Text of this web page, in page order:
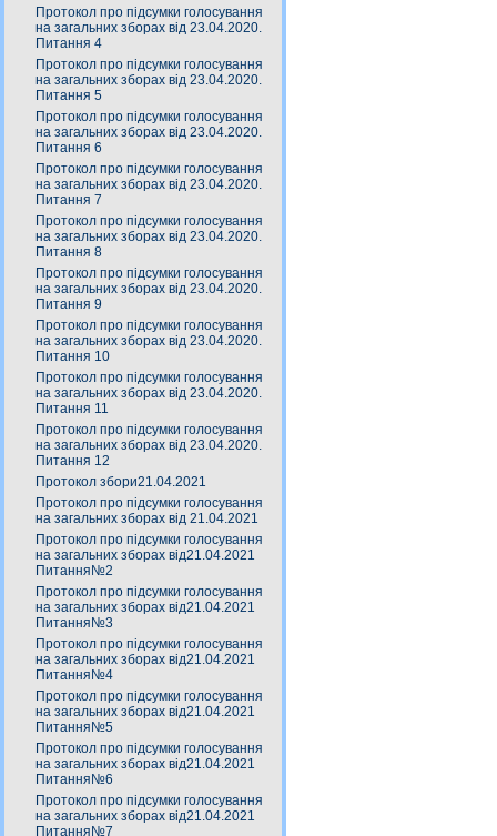
Протокол про підсумки голосування
на загальних зборах від 23.04.2020.
Питання 4
Протокол про підсумки голосування
на загальних зборах від 23.04.2020.
Питання 5
Протокол про підсумки голосування
на загальних зборах від 23.04.2020.
Питання 6
Протокол про підсумки голосування
на загальних зборах від 23.04.2020.
Питання 7
Протокол про підсумки голосування
на загальних зборах від 23.04.2020.
Питання 8
Протокол про підсумки голосування
на загальних зборах від 23.04.2020.
Питання 9
Протокол про підсумки голосування
на загальних зборах від 23.04.2020.
Питання 10
Протокол про підсумки голосування
на загальних зборах від 23.04.2020.
Питання 11
Протокол про підсумки голосування
на загальних зборах від 23.04.2020.
Питання 12
Протокол збори21.04.2021
Протокол про підсумки голосування
на загальних зборах від 21.04.2021
Протокол про підсумки голосування
на загальних зборах від21.04.2021
Питання№2
Протокол про підсумки голосування
на загальних зборах від21.04.2021
Питання№3
Протокол про підсумки голосування
на загальних зборах від21.04.2021
Питання№4
Протокол про підсумки голосування
на загальних зборах від21.04.2021
Питання№5
Протокол про підсумки голосування
на загальних зборах від21.04.2021
Питання№6
Протокол про підсумки голосування
на загальних зборах від21.04.2021
Питання№7